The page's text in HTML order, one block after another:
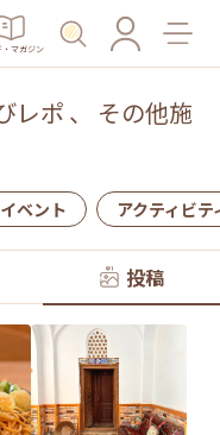
・マガジン
レポ 、 その他施
イベント アクティビテ
投稿